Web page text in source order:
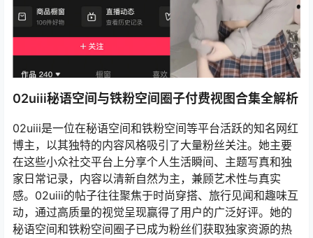
02uiii秘语空间与铁粉空间圈子付费视图合集全解析
02uiii是一位在秘语空间和铁粉空间等平台活跃的知名网红
博主，以其独特的内容风格吸引了大量粉丝关注。她主要
在这些小众社交平台上分享个人生活瞬间、主题写真和独
家日常记录，内容以清新自然为主，兼顾艺术性与真实
感。02uiii的帖子往往聚焦于时尚穿搭、旅行见闻和趣味互
动，通过高质量的视觉呈现赢得了用户的广泛好评。她的
秘语空间和铁粉空间圈子已成为粉丝们获取独家资源的热